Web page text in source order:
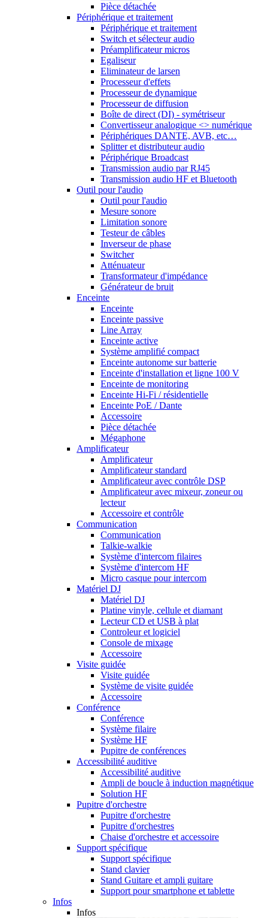
Pièce détachée
Périphérique et traitement
Périphérique et traitement
Switch et sélecteur audio
Préamplificateur micros
Egaliseur
Eliminateur de larsen
Processeur d'effets
Processeur de dynamique
Processeur de diffusion
Boîte de direct (DI) - symétriseur
Convertisseur analogique <> numérique
Périphériques DANTE, AVB, etc…
Splitter et distributeur audio
Périphérique Broadcast
Transmission audio par RJ45
Transmission audio HF et Bluetooth
Outil pour l'audio
Outil pour l'audio
Mesure sonore
Limitation sonore
Testeur de câbles
Inverseur de phase
Switcher
Atténuateur
Transformateur d'impédance
Générateur de bruit
Enceinte
Enceinte
Enceinte passive
Line Array
Enceinte active
Système amplifié compact
Enceinte autonome sur batterie
Enceinte d'installation et ligne 100 V
Enceinte de monitoring
Enceinte Hi-Fi / résidentielle
Enceinte PoE / Dante
Accessoire
Pièce détachée
Mégaphone
Amplificateur
Amplificateur
Amplificateur standard
Amplificateur avec contrôle DSP
Amplificateur avec mixeur, zoneur ou
lecteur
Accessoire et contrôle
Communication
Communication
Talkie-walkie
Système d'intercom filaires
Système d'intercom HF
Micro casque pour intercom
Matériel DJ
Matériel DJ
Platine vinyle, cellule et diamant
Lecteur CD et USB à plat
Controleur et logiciel
Console de mixage
Accessoire
Visite guidée
Visite guidée
Système de visite guidée
Accessoire
Conférence
Conférence
Système filaire
Système HF
Pupitre de conférences
Accessibilité auditive
Accessibilité auditive
Ampli de boucle à induction magnétique
Solution HF
Pupitre d'orchestre
Pupitre d'orchestre
Pupitre d'orchestres
Chaise d'orchestre et accessoire
Support spécifique
Support spécifique
Stand clavier
Stand Guitare et ampli guitare
Support pour smartphone et tablette
Infos
Infos